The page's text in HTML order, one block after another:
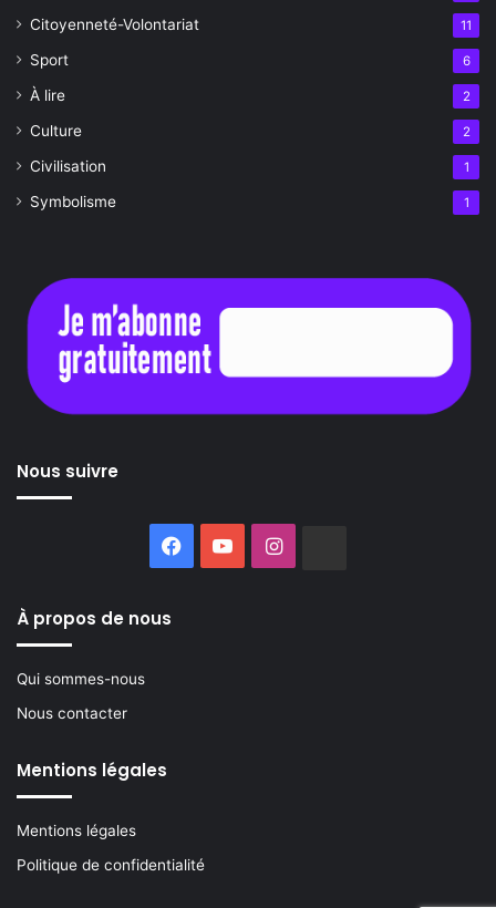
Citoyenneté-Volontariat 11
Sport 6
À lire 2
Culture 2
Civilisation 1
Symbolisme 1
Nous suivre
Facebook
YouTubeInstagram
À propos de nous
Qui sommes-nous
Nous contacter
Mentions légales
Mentions légales
Politique de confidentialité